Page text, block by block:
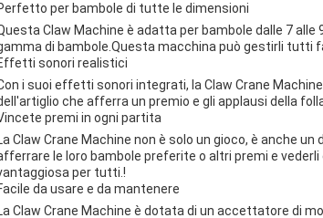
per bambole di tutte le dimensioni
Claw Machine è adatta per bambole dalle 7
di bambole.Questa macchina può gestirli tutti
sonori realistici
i suoi effetti sonori integrati, la Claw Crane
che afferra un premio e gli applausi della
premi in ogni partita
Claw Crane Machine non è solo un gioco, è anche
le loro bambole preferite o altri premi e
per tutti.!
da usare e da mantenere
Claw Crane Machine è dotata di un accettatore di